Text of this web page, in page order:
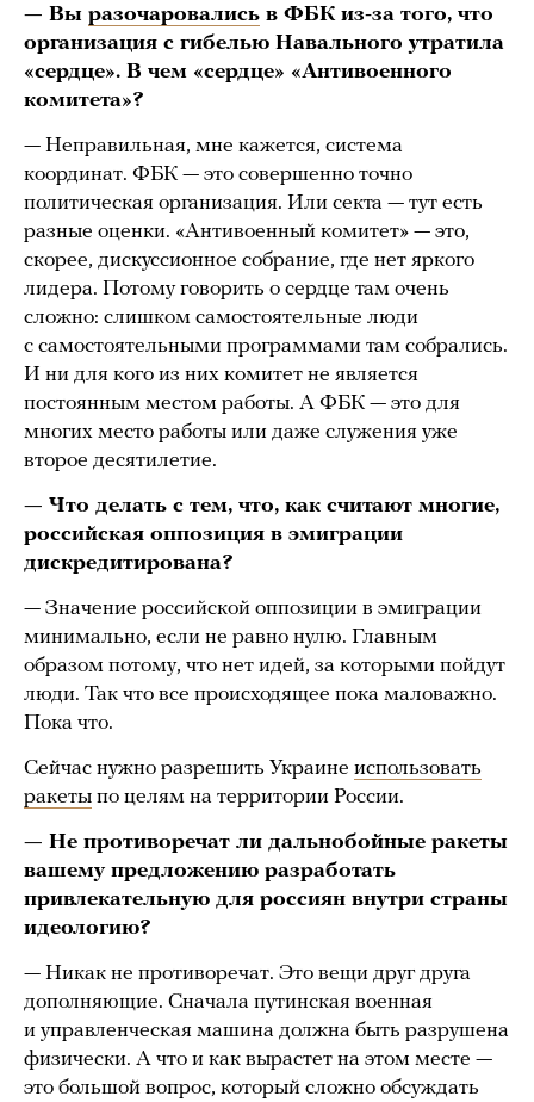
— Вы разочаровались в ФБК из-за того, что
организация с гибелью Навального утратила
«сердце». В чем «сердце» «Антивоенного
комитета»?
— Неправильная, мне кажется, система
координат. ФБК — это совершенно точно
политическая организация. Или секта — тут есть
разные оценки. «Антивоенный комитет» — это,
скорее, дискуссионное собрание, где нет яркого
лидера. Потому говорить о сердце там очень
сложно: слишком самостоятельные люди
с самостоятельными программами там собрались.
И ни для кого из них комитет не является
постоянным местом работы. А ФБК — это для
многих место работы или даже служения уже
второе десятилетие.
— Что делать с тем, что, как считают многие,
российская оппозиция в эмиграции
дискредитирована?
— Значение российской оппозиции в эмиграции
минимально, если не равно нулю. Главным
образом потому, что нет идей, за которыми пойдут
люди. Так что все происходящее пока маловажно.
Пока что.
Сейчас нужно разрешить Украине использовать
ракеты по целям на территории России.
— Не противоречат ли дальнобойные ракеты
вашему предложению разработать
привлекательную для россиян внутри страны
идеологию?
— Никак не противоречат. Это вещи друг друга
дополняющие. Сначала путинская военная
и управленческая машина должна быть разрушена
физически. А что и как вырастет на этом месте —
это большой вопрос, который сложно обсуждать